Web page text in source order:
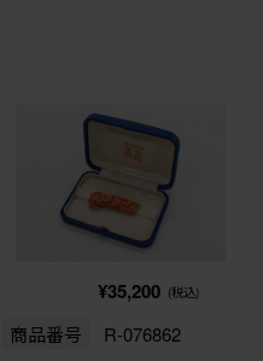
¥35,200 (税込)
商品番号 R-076862